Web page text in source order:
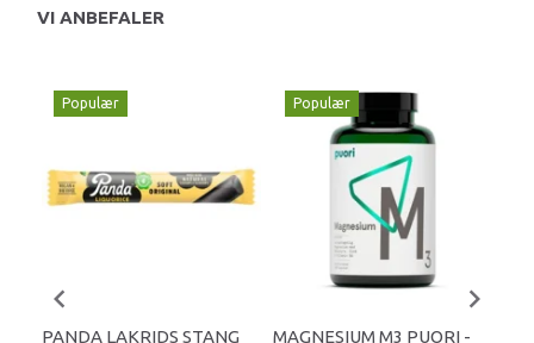
VI ANBEFALER
Populær
PANDA LAKRIDS STANG
Populær
MAGNESIUM M3 PUORI -